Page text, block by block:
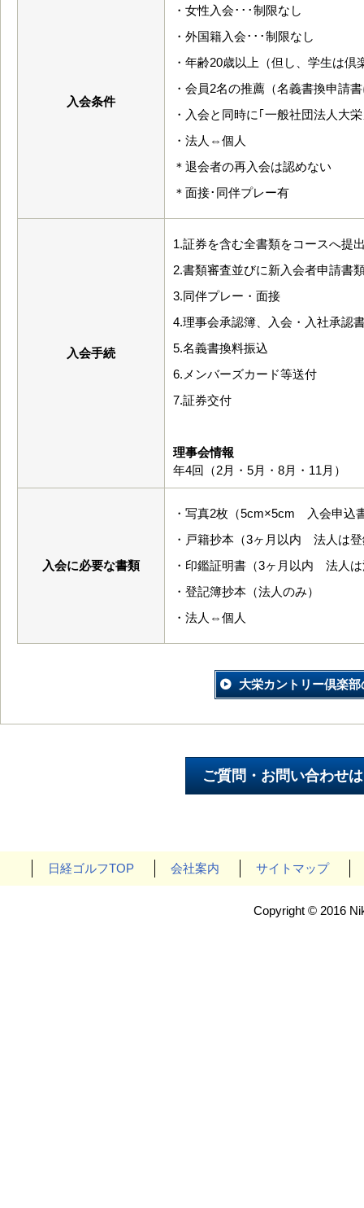
入会条件
・女性入会･･･制限なし
・外国籍入会･･･制限なし
・年齢20歳以上（但し、学生は
・会員2名の推薦（名義書換申請
・入会と同時に｢一般社団法人大
・法人⇔個人
＊退会者の再入会は認めない
＊面接･同伴プレー有
入会手続
1.証券を含む全書類をコースへ提
2.書類審査並びに新入会者申請書
3.同伴プレー・面接
4.理事会承認簿、入会・入社承認
5.名義書換料振込
6.メンバーズカード等送付
7.証券交付
理事会情報
年4回（2月・5月・8月・11月）
入会に必要な書類
・写真2枚（5cm×5cm 入会申込
・戸籍抄本（3ヶ月以内 法人は
・印鑑証明書（3ヶ月以内 法人
・登記簿抄本（法人のみ）
・法人⇔個人
大栄カントリー倶楽
日経ゴルフTOP 会社案内 サイトマップ
Copyright © 2016